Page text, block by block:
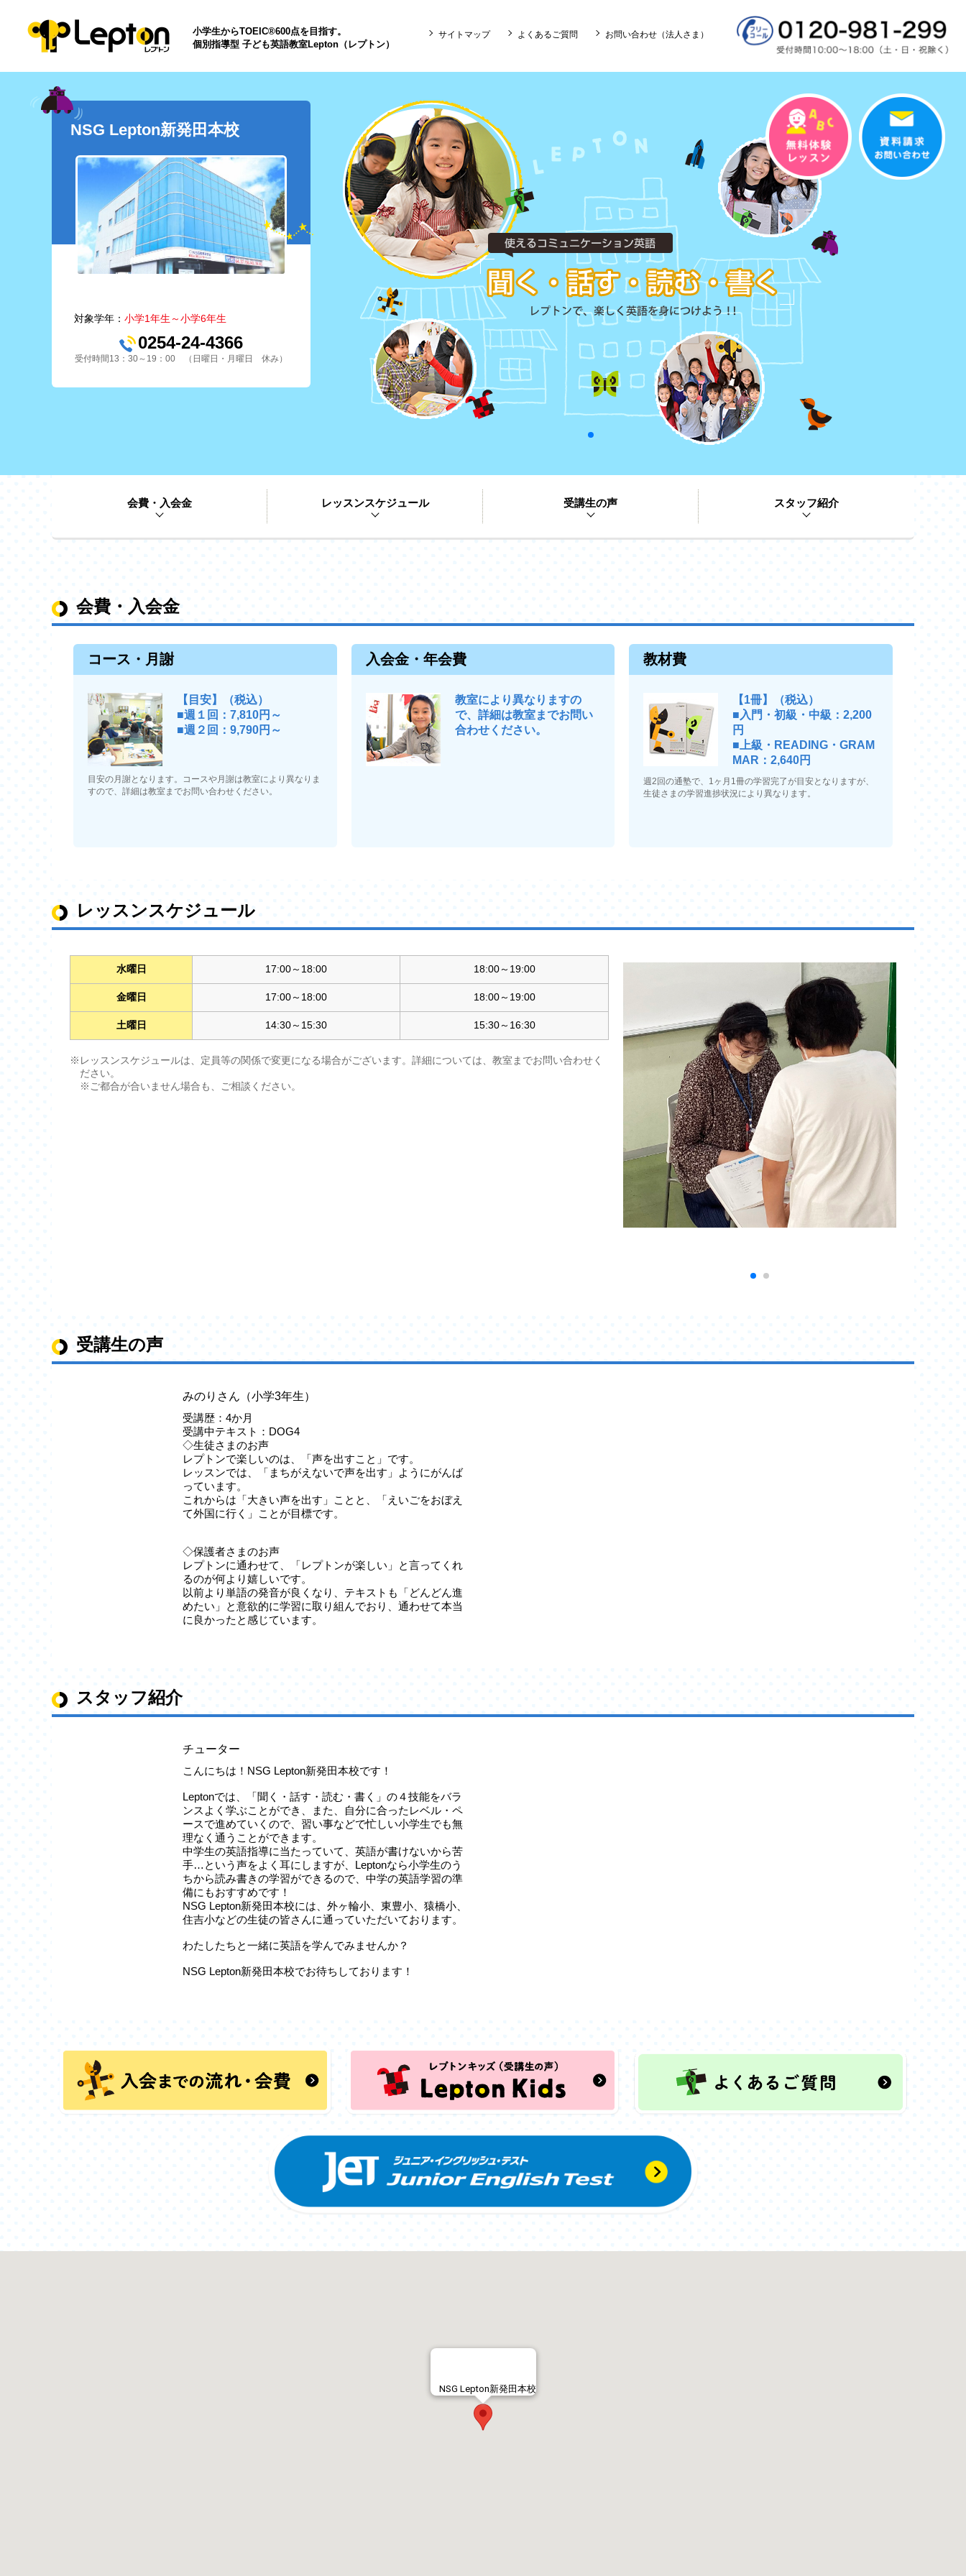
小学生からTOEIC®600点を目指す。
個別指導型 子ども英語教室Lepton（レプトン）
サイトマップ よくあるご質問 お問い合わせ（法人さま）
NSG Lepton新発田本校
対象学年： 小学1年生～小学6年生
0254-24-4366
受付時間13：30～19：00 （日曜日・月曜日 休み）
会費・入会金 レッスンスケジュール 受講生の声 スタッフ紹介
会費・入会金
コース・月謝
【目安】（税込）
■週１回：7,810円～
■週２回：9,790円～
目安の月謝となります。コースや月謝は教室により異なりま
すので、詳細は教室までお問い合わせください。
入会金・年会費
教室により異なりますの
で、詳細は教室までお問い
合わせください。
教材費
【1冊】（税込）
■入門・初級・中級：2,200
円
■上級・READING・GRAM
MAR：2,640円
週2回の通塾で、1ヶ月1冊の学習完了が目安となりますが、
生徒さまの学習進捗状況により異なります。
レッスンスケジュール
水曜日 17:00～18:00 18:00～19:00
金曜日 17:00～18:00 18:00～19:00
土曜日 14:30～15:30 15:30～16:30
※レッスンスケジュールは、定員等の関係で変更になる場合がございます。詳細については、教室までお問い合わせく
ださい。
※ご都合が合いません場合も、ご相談ください。
受講生の声
みのりさん（小学3年生）
受講歴：4か月
受講中テキスト：DOG4
◇生徒さまのお声
レプトンで楽しいのは、「声を出すこと」です。
レッスンでは、「まちがえないで声を出す」ようにがんば
っています。
これからは「大きい声を出す」ことと、「えいごをおぼえ
て外国に行く」ことが目標です。
◇保護者さまのお声
レプトンに通わせて、「レプトンが楽しい」と言ってくれ
るのが何より嬉しいです。
以前より単語の発音が良くなり、テキストも「どんどん進
めたい」と意欲的に学習に取り組んでおり、通わせて本当
に良かったと感じています。
スタッフ紹介
チューター
こんにちは！NSG Lepton新発田本校です！
Leptonでは、「聞く・話す・読む・書く」の４技能をバラ
ンスよく学ぶことができ、また、自分に合ったレベル・ペ
ースで進めていくので、習い事などで忙しい小学生でも無
理なく通うことができます。
中学生の英語指導に当たっていて、英語が書けないから苦
手…という声をよく耳にしますが、Leptonなら小学生のう
ちから読み書きの学習ができるので、中学の英語学習の準
備にもおすすめです！
NSG Lepton新発田本校には、外ヶ輪小、東豊小、猿橋小、
住吉小などの生徒の皆さんに通っていただいております。
わたしたちと一緒に英語を学んでみませんか？
NSG Lepton新発田本校でお待ちしております！
NSG Lepton新発田本校